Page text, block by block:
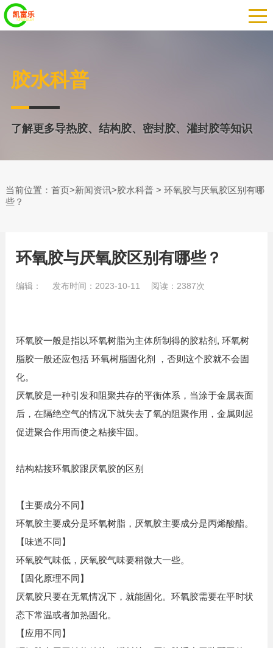
胶水科普
了解更多导热胶、结构胶、密封胶、灌封胶等知识
当前位置： 首页>新闻资讯>胶水科普> 环氧胶与厌氧胶区别有哪
些？
环氧胶与厌氧胶区别有哪些？
编辑： 发布时间：2023-10-11 阅读：2387次
环氧胶一般是指以环氧树脂为主体所制得的胶粘剂, 环氧树
脂胶一般还应包括 环氧树脂固化剂 ，否则这个胶就不会固
化。
厌氧胶是一种引发和阻聚共存的平衡体系，当涂于金属表面
后，在隔绝空气的情况下就失去了氧的阻聚作用，金属则起
促进聚合作用而使之粘接牢固。
结构粘接环氧胶跟厌氧胶的区别
【主要成分不同】
环氧胶主要成分是环氧树脂，厌氧胶主要成分是丙烯酸酯。
【味道不同】
环氧胶气味低，厌氧胶气味要稍微大一些。
【固化原理不同】
厌氧胶只要在无氧情况下，就能固化。环氧胶需要在平时状
态下常温或者加热固化。
【应用不同】